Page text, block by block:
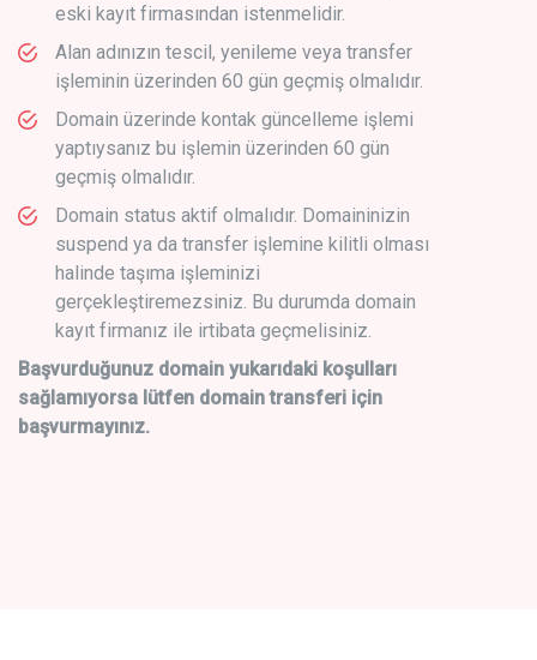
eski kayıt firmasından istenmelidir.
Alan adınızın tescil, yenileme veya transfer
işleminin üzerinden 60 gün geçmiş olmalıdır.
Domain üzerinde kontak güncelleme işlemi
yaptıysanız bu işlemin üzerinden 60 gün
geçmiş olmalıdır.
Domain status aktif olmalıdır. Domaininizin
suspend ya da transfer işlemine kilitli olması
halinde taşıma işleminizi
gerçekleştiremezsiniz. Bu durumda domain
kayıt firmanız ile irtibata geçmelisiniz.
Başvurduğunuz domain yukarıdaki koşulları
sağlamıyorsa lütfen domain transferi için
başvurmayınız.